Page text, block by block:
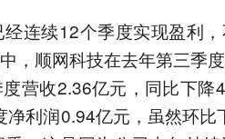
连续12个季度实现盈利
，顺网科技在去年第三季
营收2.36亿元，同比下降
利润0.94亿元，虽然环比